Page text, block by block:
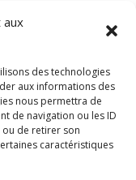
aux
des technologies
aux informations des
nous permettra de
de navigation ou les ID
ou de retirer son
caractéristiques
BLUE DCI